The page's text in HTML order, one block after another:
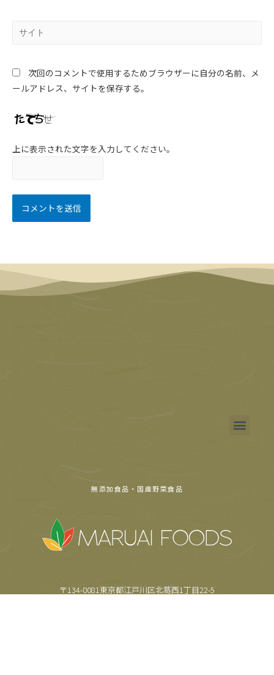
次回のコメントで使用するためブラウザーに自分の名前、メ
ールアドレス、サイトを保存する。
上に表示された文字を入力してください。
無添加食品・国産野菜食品
〒134-0081東京都江戸川区北葛西1丁目22-5